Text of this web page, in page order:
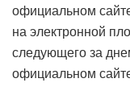
официальном
на электронной
следующего за
официальном